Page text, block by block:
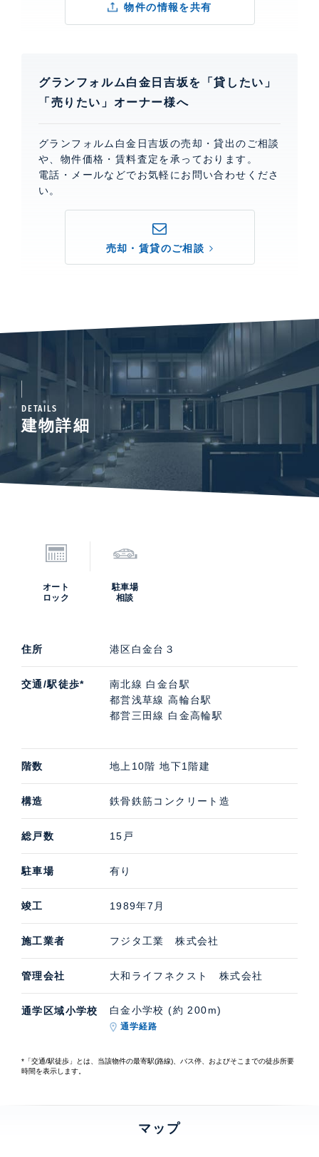
物件の情報を共有
グランフォルム白金日吉坂を「貸したい」
「売りたい」オーナー様へ
グランフォルム白金日吉坂の売却・貸出のご相談
や、物件価格・賃料査定を承っております。
電話・メールなどでお気軽にお問い合わせくださ
い。
売却・賃貸のご相談
DETAILS
建物詳細
オート
ロック
駐車場
相談
住所 港区白金台３
交通/駅徒歩*
南北線 白金台駅
都営浅草線 高輪台駅
都営三田線 白金高輪駅
階数 地上10階 地下1階建
構造 鉄骨鉄筋コンクリート造
総戸数 15戸
駐車場 有り
竣工 1989年7月
施工業者 フジタ工業 株式会社
管理会社 大和ライフネクスト 株式会社
通学区域小学校 白金小学校 (約 200m)
通学経路
*「交通/駅徒歩」とは、当該物件の最寄駅(路線)、バス停、およびそこまでの徒歩所要
時間を表示します。
マップ